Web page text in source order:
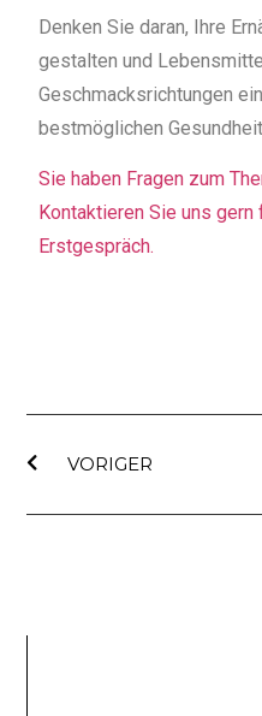
Denken Sie daran, Ihre
gestalten und
Geschmacksrichtungen
bestmöglichen
Sie haben Fragen zum
Kontaktieren Sie uns
Erstgespräch.
VORIGER